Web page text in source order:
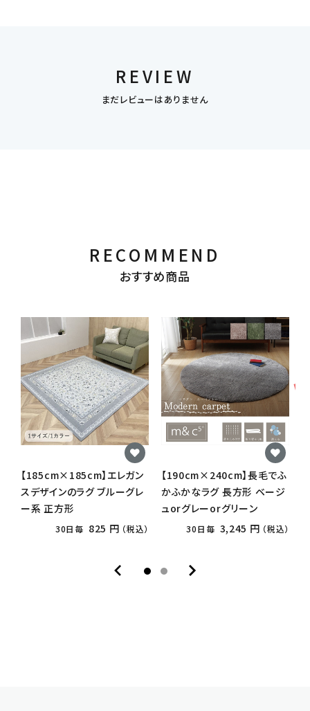
REVIEW
まだレビューはありません
RECOMMEND
おすすめ商品
【185cm×185cm】エレガン
スデザインのラグ ブルーグレ
ー系 正方形
30日毎 825 円 （税込）
【190cm×240cm】長毛でふ
かふかなラグ 長方形 ベージ
ュorグレーorグリーン
30日毎 3,245 円 （税込）